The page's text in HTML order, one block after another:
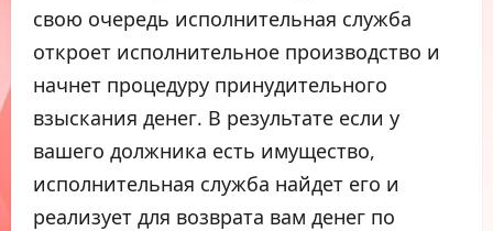
свою очередь исполнительная служба
откроет исполнительное производство и
начнет процедуру принудительного
взыскания денег. В результате если у
вашего должника есть имущество,
исполнительная служба найдет его и
реализует для возврата вам денег по